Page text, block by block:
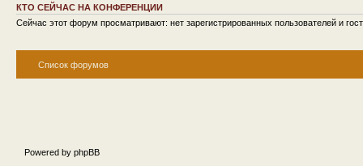
КТО СЕЙЧАС НА КОНФЕРЕНЦИИ
Сейчас этот форум просматривают: нет зарегистрированных пользователей и
Список форумов
Powered by phpBB